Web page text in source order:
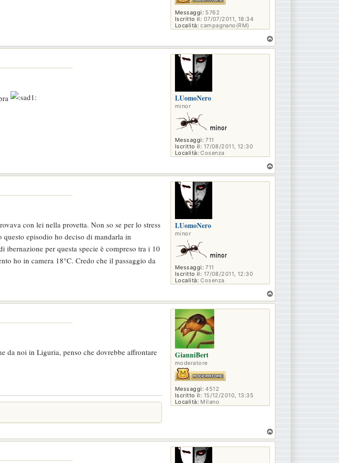
Messaggi: 5762
Iscritto il: 07/07/2011, 18:34
Località: campagnano(RM)
o
LUomoNero
minor
Messaggi: 711
Iscritto il: 17/08/2011, 12:30
Località: Cosenza
o
LUomoNero
minor
Messaggi: 711
Iscritto il: 17/08/2011, 12:30
Località: Cosenza
con lei nella provetta. Non so se per lo stress
episodio ho deciso di mandarla in
per questa specie è compreso tra i 10
ho in camera 18°C. Credo che il passaggio da
o
GianniBert
moderatore
Messaggi: 4512
Iscritto il: 15/12/2010, 13:35
Località: Milano
da noi in Liguria, penso che dovrebbe affrontare
o